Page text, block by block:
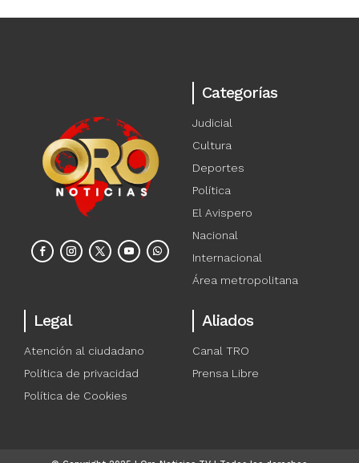
Categorías
Judicial
Cultura
Deportes
Política
El Avispero
Nacional
Internacional
Área metropolitana
Legal
Atención al ciudadano
Política de privacidad
Política de Cookies
Aliados
Canal TRO
Prensa Libre